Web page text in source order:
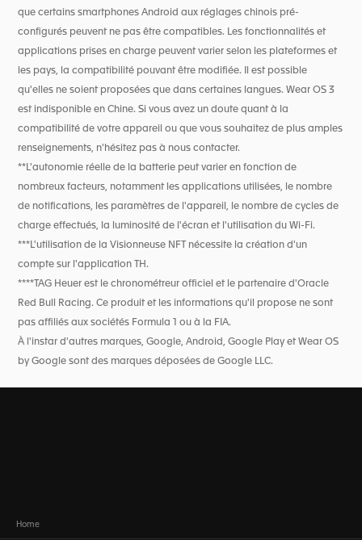
que certains smartphones Android aux réglages chinois pré-
configurés peuvent ne pas être compatibles. Les fonctionnalités et
applications prises en charge peuvent varier selon les plateformes et
les pays, la compatibilité pouvant être modifiée. Il est possible
qu'elles ne soient proposées que dans certaines langues. Wear OS 3
est indisponible en Chine. Si vous avez un doute quant à la
compatibilité de votre appareil ou que vous souhaitez de plus amples
renseignements, n'hésitez pas à nous contacter.
**L'autonomie réelle de la batterie peut varier en fonction de
nombreux facteurs, notamment les applications utilisées, le nombre
de notifications, les paramètres de l'appareil, le nombre de cycles de
charge effectués, la luminosité de l'écran et l'utilisation du Wi-Fi.
***L'utilisation de la Visionneuse NFT nécessite la création d'un
compte sur l'application TH.
****TAG Heuer est le chronométreur officiel et le partenaire d'Oracle
Red Bull Racing. Ce produit et les informations qu'il propose ne sont
pas affiliés aux sociétés Formula 1 ou à la FIA.
À l'instar d'autres marques, Google, Android, Google Play et Wear OS
by Google sont des marques déposées de Google LLC.
Home